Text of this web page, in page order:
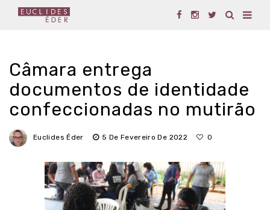
Câmara entrega
documentos de identidade
confeccionadas no mutirão
Euclides Éder 5 De Fevereiro De 2022 0